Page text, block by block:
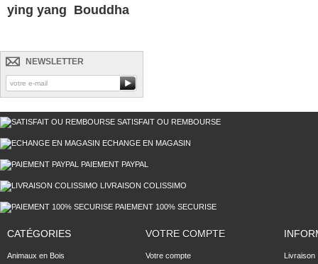
ying yang Bouddha
NEWSLETTER
SATISFAIT OU REMBOURSE
ECHANGE EN MAGASIN
PAIEMENT PAYPAL
LIVRAISON COLISSIMO
PAIEMENT 100% SECURISE
CATÉGORIES
Animaux en Bois
VOTRE COMPTE
Votre compte Livraison